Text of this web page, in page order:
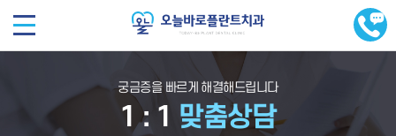
궁금증을 빠르게 해결해드립니다
1 : 1 맞춤상담